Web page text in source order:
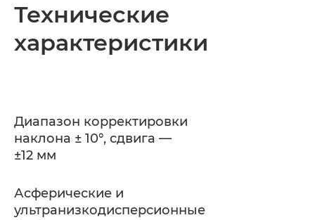
Технические характеристики
Технические
характеристики
Диапазон корректировки
наклона ± 10°, сдвига —
±12 мм
Асферические и
ультранизкодисперсионные